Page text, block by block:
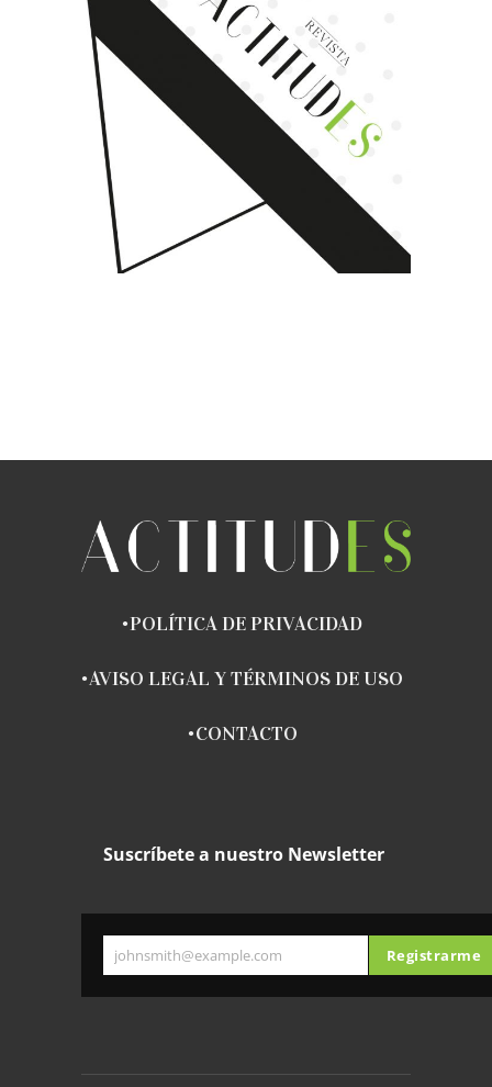
POLÍTICA DE PRIVACIDAD
AVISO LEGAL Y TÉRMINOS DE USO
CONTACTO
Suscríbete a nuestro Newsletter
Your
johnsmith@example.com Registrarme